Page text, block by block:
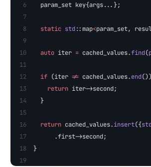
  param_set key{args...};
  static
std::map<param_set,
  auto
iter = cached_values.find(
  if
(iter != cached_values.end
    return
iter->second;
  }
  return
cached_values.insert({
      .first->second;
}